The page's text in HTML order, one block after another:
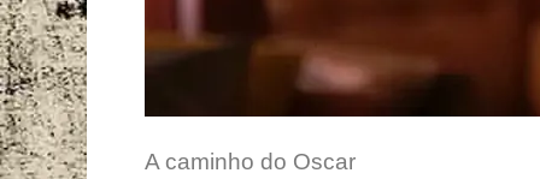
A caminho do Oscar